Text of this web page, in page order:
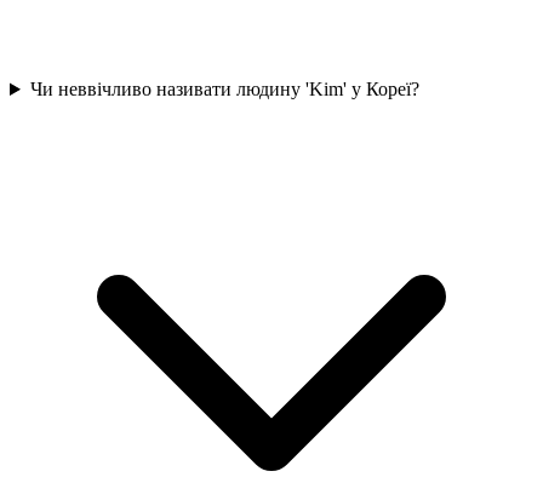
Чи неввічливо називати людину 'Kim' у Кореї?